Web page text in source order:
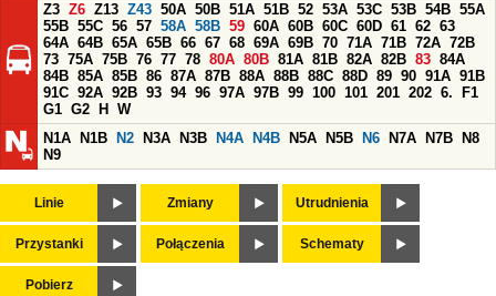
Z3 Z6 Z13 Z43 50A 50B 51A 51B 52 53A 53C 53B 54B 55A
55B 55C 56 57 58A 58B 59 60A 60B 60C 60D 61 62 63
64A 64B 65A 65B 66 67 68 69A 69B 70 71A 71B 72A 72B
73 75A 75B 76 77 78 80A 80B 81A 81B 82A 82B 83 84A
84B 85A 85B 86 87A 87B 88A 88B 88C 88D 89 90 91A 91B
91C 92A 92B 93 94 96 97A 97B 99 100 101 201 202 6.
F1
G1 G2 H
W
N1A
N1B N2 N3A N3B N4A N4B N5A N5B N6 N7A N7B
N8
N9
Linie Zmiany Utrudnienia
Przystanki Połączenia Schematy
Pobierz